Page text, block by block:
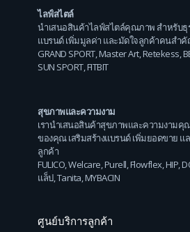
ไลฟ์สไตล์
นำเสนอสินค้าไลฟ์สไตล์คุณภาพ สำหรับธุ
แบรนด์ เพิ่มมูลค่า และมัดใจลูกค้าคนสำ
GRAND SPORT,Master Art,Retekess,
SUN SPORT,FITBIT
สุขภาพและความงาม
เรานำเสนอสินค้าสุขภาพและความงาม
ของคุณ เสริมสร้างแบรนด์ เพิ่มยอดขาย แ
ลูกค้า
FULICO,Welcare,Purell,Flowflex,HIP,
แล็ป,Tanita,MYBACIN
ศูนย์บริการลูกค้า